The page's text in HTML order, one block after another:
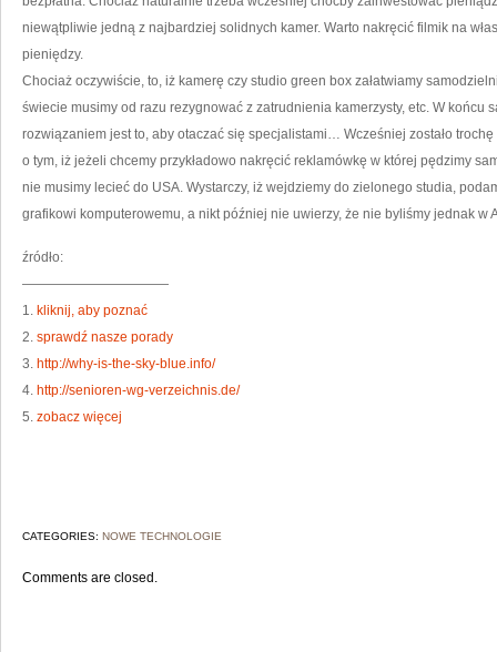
niewątpliwie jedną z najbardziej solidnych kamer. Warto nakręcić filmik na
pieniędzy.
Chociaż oczywiście, to, iż kamerę czy studio green box załatwiamy
świecie musimy od razu rezygnować z zatrudnienia kamerzysty, etc. W końcu
rozwiązaniem jest to, aby otaczać się specjalistami… Wcześniej zostało
o tym, iż jeżeli chcemy przykładowo nakręcić reklamówkę w której pędzimy
nie musimy lecieć do USA. Wystarczy, iż wejdziemy do zielonego studia,
grafikowi komputerowemu, a nikt później nie uwierzy, że nie byliśmy jednak w
źródło:
———————————
1. kliknij, aby poznać
2. sprawdź nasze porady
3. http://why-is-the-sky-blue.info/
4. http://senioren-wg-verzeichnis.de/
5. zobacz więcej
CATEGORIES: NOWE TECHNOLOGIE
Comments are closed.